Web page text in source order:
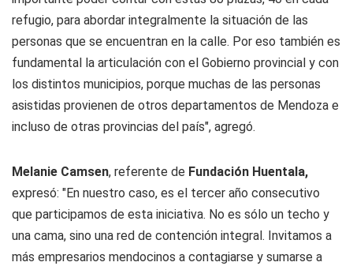
refugio, para abordar integralmente la situación de las
personas que se encuentran en la calle. Por eso también es
fundamental la articulación con el Gobierno provincial y con
los distintos municipios, porque muchas de las personas
asistidas provienen de otros departamentos de Mendoza e
incluso de otras provincias del país", agregó.
Melanie Camsen, referente de Fundación Huentala,
expresó: "En nuestro caso, es el tercer año consecutivo
que participamos de esta iniciativa. No es sólo un techo y
una cama, sino una red de contención integral. Invitamos a
más empresarios mendocinos a contagiarse y sumarse a